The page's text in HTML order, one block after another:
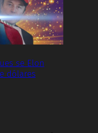
se Elon
dólares